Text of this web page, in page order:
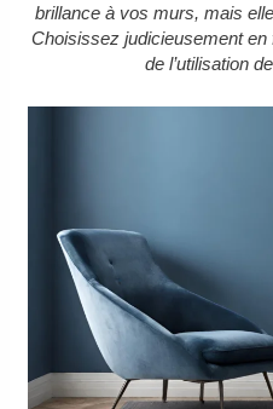
brillance à vos murs, mais
Choisissez judicieusement
de l’utilisation